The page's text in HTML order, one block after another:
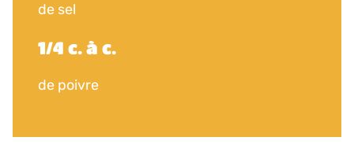
de sel
1/4 c. à c.
de poivre